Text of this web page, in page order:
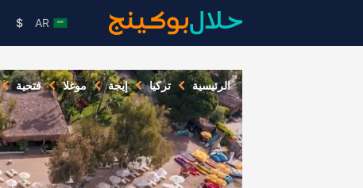
AR
$
الرئيسية تركيا إيجة موغلا فتحية